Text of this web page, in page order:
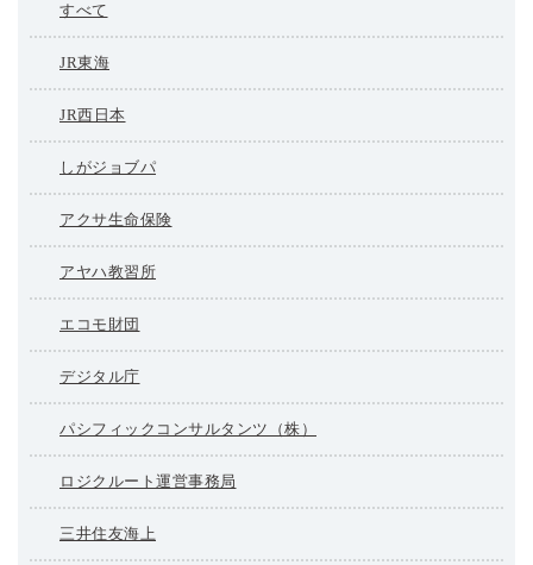
すべて
JR東海
JR西日本
しがジョブパ
アクサ生命保険
アヤハ教習所
エコモ財団
デジタル庁
パシフィックコンサルタンツ（株）
ロジクルート運営事務局
三井住友海上